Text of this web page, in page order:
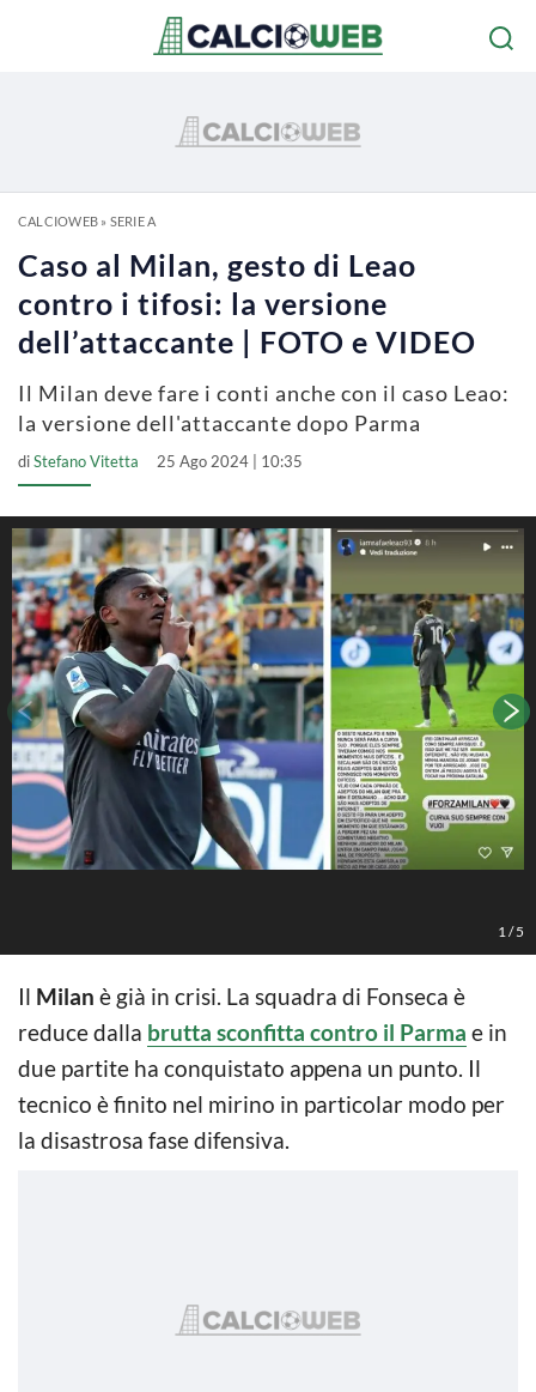
CALCIOWEB» SERIE A
Caso al Milan, gesto di Leao
contro i tifosi: la versione
dell’attaccante | FOTO e VIDEO
Il Milan deve fare i conti anche con il caso Leao:
la versione dell'attaccante dopo Parma
diStefano Vitetta 25 Ago 2024 | 10:35
1 /5
Il Milan è già in crisi. La squadra di Fonseca è
reduce dalla brutta sconfitta contro il Parma e in
due partite ha conquistato appena un punto. Il
tecnico è finito nel mirino in particolar modo per
la disastrosa fase difensiva.